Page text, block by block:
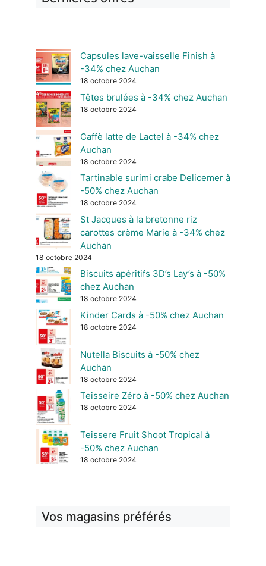
Capsules lave-vaisselle Finish à
-34% chez Auchan
18 octobre 2024
Têtes brulées à -34% chez Auchan
18 octobre 2024
Caffè latte de Lactel à -34% chez
Auchan
18 octobre 2024
Tartinable surimi crabe Delicemer à
-50% chez Auchan
18 octobre 2024
St Jacques à la bretonne riz
carottes crème Marie à -34% chez
Auchan
18 octobre 2024
Biscuits apéritifs 3D’s Lay’s à -50%
chez Auchan
18 octobre 2024
Kinder Cards à -50% chez Auchan
18 octobre 2024
Nutella Biscuits à -50% chez
Auchan
18 octobre 2024
Teisseire Zéro à -50% chez Auchan
18 octobre 2024
Teissere Fruit Shoot Tropical à
-50% chez Auchan
18 octobre 2024
Vos magasins préférés